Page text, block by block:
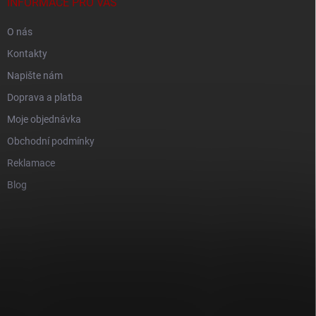
O nás
Kontakty
Napište nám
Doprava a platba
Moje objednávka
Obchodní podmínky
Reklamace
Blog